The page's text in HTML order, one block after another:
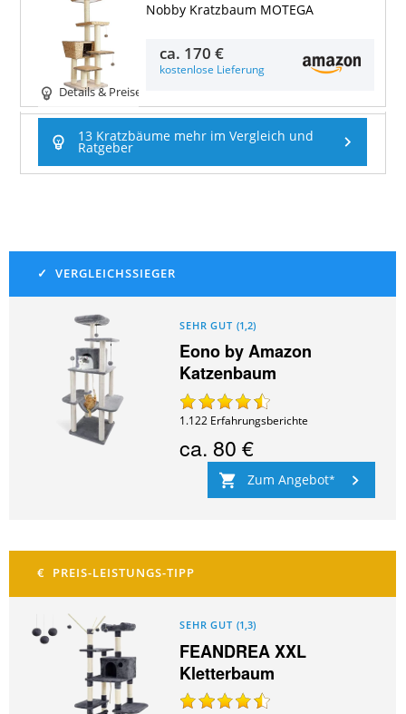
Details & Preise
Nobby Kratzbaum MOTEGA
ca. 170 €
kostenlose Lieferung
13 Kratzbäume mehr im Vergleich und
Ratgeber
SEHR GUT (1,2)
Eono by Amazon
Katzenbaum
1.122 Erfahrungsberichte
ca. 80 €
Zum Angebot
SEHR GUT (1,3)
FEANDREA XXL
Kletterbaum